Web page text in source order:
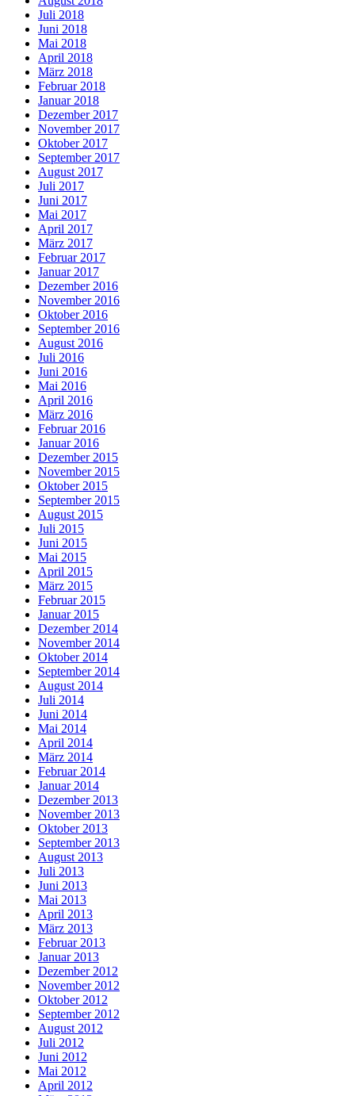
Juli 2018
Juni 2018
Mai 2018
April 2018
März 2018
Februar 2018
Januar 2018
Dezember 2017
November 2017
Oktober 2017
September 2017
August 2017
Juli 2017
Juni 2017
Mai 2017
April 2017
März 2017
Februar 2017
Januar 2017
Dezember 2016
November 2016
Oktober 2016
September 2016
August 2016
Juli 2016
Juni 2016
Mai 2016
April 2016
März 2016
Februar 2016
Januar 2016
Dezember 2015
November 2015
Oktober 2015
September 2015
August 2015
Juli 2015
Juni 2015
Mai 2015
April 2015
März 2015
Februar 2015
Januar 2015
Dezember 2014
November 2014
Oktober 2014
September 2014
August 2014
Juli 2014
Juni 2014
Mai 2014
April 2014
März 2014
Februar 2014
Januar 2014
Dezember 2013
November 2013
Oktober 2013
September 2013
August 2013
Juli 2013
Juni 2013
Mai 2013
April 2013
März 2013
Februar 2013
Januar 2013
Dezember 2012
November 2012
Oktober 2012
September 2012
August 2012
Juli 2012
Juni 2012
Mai 2012
April 2012